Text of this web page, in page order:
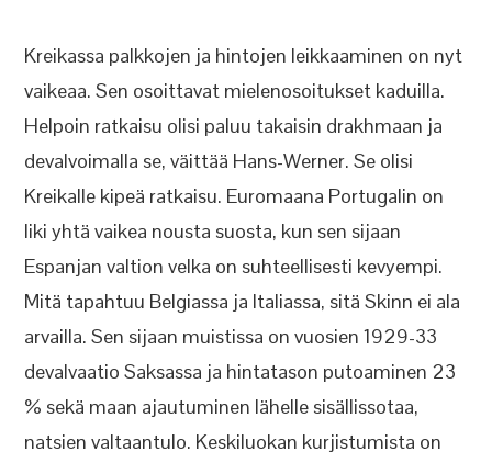
Kreikassa palkkojen ja hintojen leikkaaminen on nyt
vaikeaa. Sen osoittavat mielenosoitukset kaduilla.
Helpoin ratkaisu olisi paluu takaisin drakhmaan ja
devalvoimalla se, väittää Hans-Werner. Se olisi
Kreikalle kipeä ratkaisu. Euromaana Portugalin on
liki yhtä vaikea nousta suosta, kun sen sijaan
Espanjan valtion velka on suhteellisesti kevyempi.
Mitä tapahtuu Belgiassa ja Italiassa, sitä Skinn ei ala
arvailla. Sen sijaan muistissa on vuosien 1929-33
devalvaatio Saksassa ja hintatason putoaminen 23
% sekä maan ajautuminen lähelle sisällissotaa,
natsien valtaantulo. Keskiluokan kurjistumista on